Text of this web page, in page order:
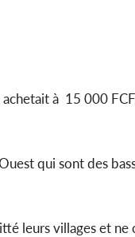
à 15 000
qui sont des
leurs villages et